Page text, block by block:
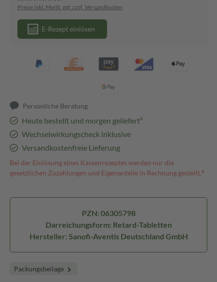
Preise inkl. MwSt. ggf. zzgl. Versandkosten
E-Rezept einlösen
Persönliche Beratung
Heute bestellt und morgen geliefert³
Wechselwirkungscheck inklusive
Versandkostenfreie Lieferung
Bei der Einlösung eines Kassenrezeptes werden nur die
gesetzlichen Zuzahlungen und Eigenanteile in Rechnung gestellt.⁴
PZN: 06305798
Darreichungsform: Retard-Tabletten
Hersteller: Sanofi-Aventis Deutschland GmbH
Packungsbeilage